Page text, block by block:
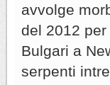
avvolge
del 2012
Bulgari a
serpenti